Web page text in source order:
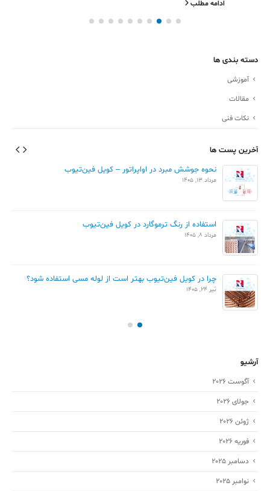
ادامه مطلب
دسته بندی ها
آموزشی
مقالات
نکات فنی
آخرین پست ها
نحوه جوشش مبرد در اواپراتور – کویل فین‌تیوب
مرداد 13, 1405
استفاده از رنگ ترموگارد در کویل فین‌تیوب
مرداد 8, 1405
چرا در کویل فین‌تیوب بهتر است از لوله مسی استفاده شود؟
تیر 24, 1405
آرشیو
آگوست 2026
جولای 2026
ژوئن 2026
فوریه 2026
دسامبر 2025
نوامبر 2025